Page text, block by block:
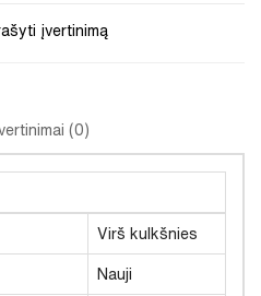
įvertinimą
(0)
Virš kulkšnies
Nauji